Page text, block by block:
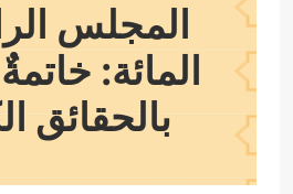
المجلس
المائة:
بالحقائق